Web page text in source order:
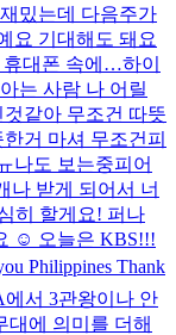
밌는데 다음주가
요 기대해도 돼요
휴대폰 속에…하이
는 사람 나 어릴
같아 무조건 따뜻
거 마셔 무조건 피
나도 보는중피어
나 받게 되어서 너
히 할게요! 퍼나
☺️ 오늘은 KBS!!!
Philippines Thank
서 3관왕이나 안
대에 의미를 더해